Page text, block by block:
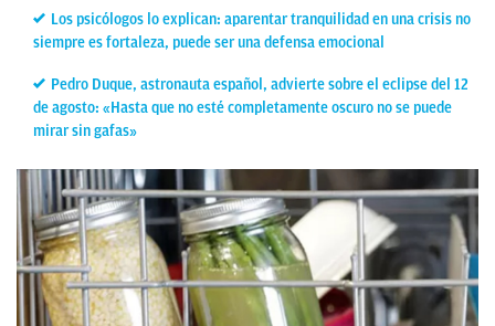
Los psicólogos lo explican: aparentar tranquilidad en una crisis no
siempre es fortaleza, puede ser una defensa emocional
Pedro Duque, astronauta español, advierte sobre el eclipse del 12
de agosto: «Hasta que no esté completamente oscuro no se puede
mirar sin gafas»